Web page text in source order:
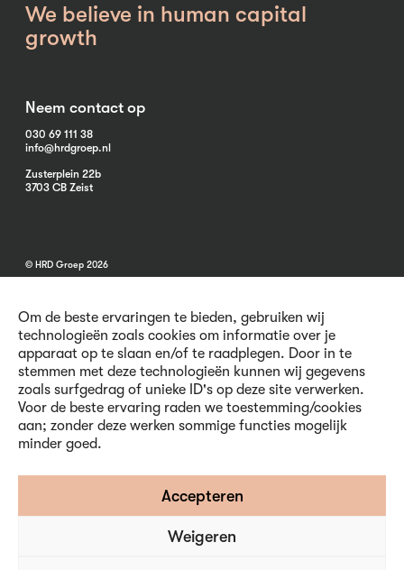
Om de beste ervaringen te bieden, gebruiken wij
technologieën zoals cookies om informatie over je
apparaat op te slaan en/of te raadplegen. Door in te
stemmen met deze technologieën kunnen wij gegevens
zoals surfgedrag of unieke ID's op deze site verwerken.
Voor de beste ervaring raden we toestemming/cookies
aan; zonder deze werken sommige functies mogelijk
minder goed.
Accepteren
Weigeren
We believe in human capital
growth
Neem contact op
030 69 111 38
info@hrdgroep.nl
Zusterplein 22b
3703 CB Zeist
© HRD Groep 2026
Algemene informatie
Contact
Voorwaarden
Privacy en Cookies
Volg ons
Inschrijven nieuwsbrief